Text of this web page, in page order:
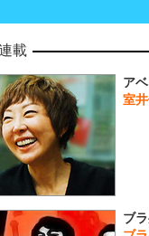
載
ア
室井
ブ